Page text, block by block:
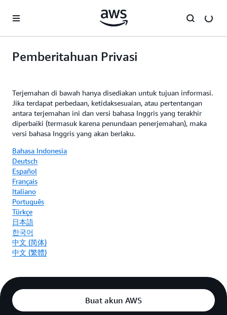
Pemberitahuan Privasi
Terjemahan di bawah hanya disediakan untuk tujuan informasi.
Jika terdapat perbedaan, ketidaksesuaian, atau pertentangan
antara terjemahan ini dan versi bahasa Inggris yang terakhir
diperbaiki (termasuk karena penundaan penerjemahan), maka
versi bahasa Inggris yang akan berlaku.
Bahasa Indonesia
Deutsch
Español
Français
Italiano
Português
Türkçe
日本語
한국어
中文 (简体)
中文 (繁體)
Buat akun AWS